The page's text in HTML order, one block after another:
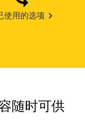
使用的选项
随时可供